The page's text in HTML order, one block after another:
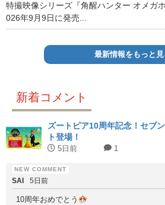
特撮映像シリーズ『角醒ハンター オメガ
026年9月9日に発売...
最新情報をもっと見
新着コメント
ズートピア10周年記念！セブ
ト登場！
5日前 1
SAI 5日前
10周年おめでとう